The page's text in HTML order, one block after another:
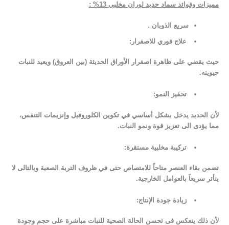
مميزات وفوائد سماد حديد لوران مخلبي 13% :
سريع الذوبان .
علاج فوري للاصفرار:
حيث يقضي على ظاهرة اصفرار الأوراق الحديثة (بين العروق) ويعيد للنبات
حيويته.
تحفيز النمو:
لأن الحديد يدخل بشكل أساسي في تكوين الكلوروفيل وإنزيمات التنفس،
مما يؤدى الى تعزيز قوة ونمو النبات.
تركيبة مخلبية مستقرة:
تضمن بقاء العنصر متاحاً للامتصاص حتى في ظروف التربة الصعبة وبالتالى لا
يتأثر سريعاً بالعوامل الخارجية.
زيادة جودة الإنتاج:
لأن ذلك ينعكس فى تحسن الحالة الصحية للنبات مباشرة على حجم وجودة